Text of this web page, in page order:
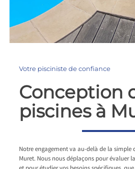
Votre pisciniste de confiance
Conception
piscines à
Notre engagement va au-delà de la simple
Muret. Nous nous déplaçons pour évaluer